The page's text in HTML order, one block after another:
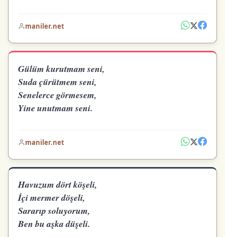
maniler.net
Gülüm kurutmam seni,
Suda çürütmem seni,
Senelerce görmesem,
Yine unutmam seni.
maniler.net
Havuzum dört köşeli,
İçi mermer döşeli,
Sararıp soluyorum,
Ben bu aşka düşeli.